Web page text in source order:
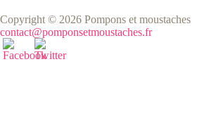
Copyright © 2026 Pompons et moustaches
contact@pomponsetmoustaches.fr